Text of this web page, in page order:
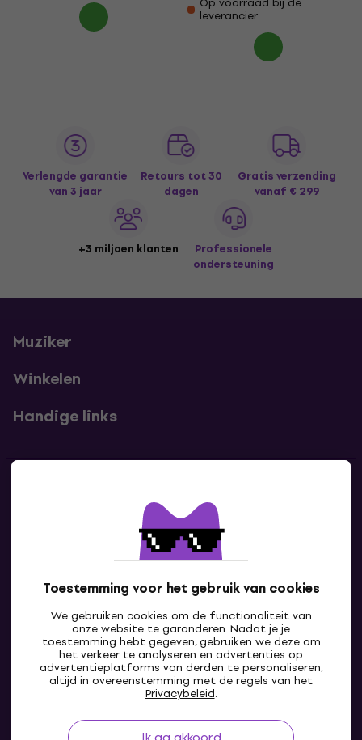
Toestemming voor het gebruik van cookies
We gebruiken cookies om de functionaliteit van
onze website te garanderen. Nadat je je
toestemming hebt gegeven, gebruiken we deze om
het verkeer te analyseren en advertenties op
advertentieplatforms van derden te personaliseren,
altijd in overeenstemming met de regels van het
Privacybeleid.
leverancier
Verlengde garantie
van 3 jaar
Retours tot 30
dagen
Gratis verzending
vanaf € 299
+3 miljoen klanten
Professionele
ondersteuning
Muziker
Winkelen
Handige links
Neem contact met ons op
BE